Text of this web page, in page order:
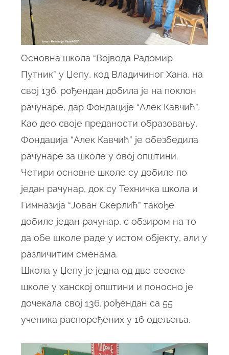
Основна школа “Војвода Радомир
Путник” у Џепу, код Владичиног Хана, на
свој 136. рођендан добила је на поклон
рачунаре, дар Фондације “Алек Кавчић”.
Као део своје преданости образовању,
Фондација “Алек Кавчић” је обезбедила
рачунаре за школе у овој општини.
Четири основне школе су добиле по
један рачунар, док су Техничка школа и
Гимназија “Јован Скерлић” такође
добиле један рачунар, с обзиром на то
да обе школе раде у истом објекту, али у
различитим сменама.
Школа у Џепу је једна од две сеоске
школе у ханској општини и поносно је
дочекала свој 136. рођендан са 55
ученика распоређених у 16 одељења.